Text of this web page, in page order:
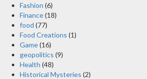
Fashion (6)
Finance(18)
food (77)
Food Creations (1)
Game(16)
geopolitics (9)
Health (48)
Historical Mysteries (2)